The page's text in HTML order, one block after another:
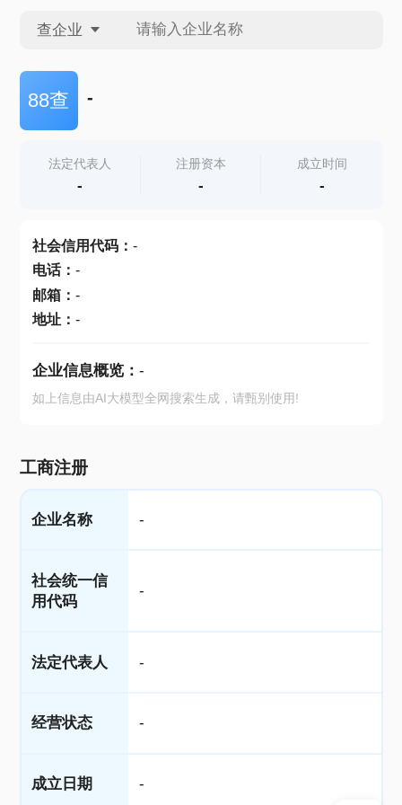
查企业
查企业
查产地
88查 -
法定代表人
-
注册资本
-
成立时间
-
社会信用代码： -
电话： -
邮箱： -
地址： -
企业信息概览： -
如上信息由AI大模型全网搜索生成，请甄别使用!
工商注册
企业名称 -
社会统一信
用代码
-
法定代表人 -
经营状态 -
成立日期 -